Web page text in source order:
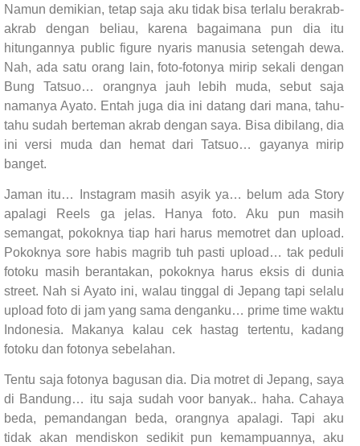
Namun demikian, tetap saja aku tidak bisa terlalu berakrab-
akrab dengan beliau, karena bagaimana pun dia itu
hitungannya public figure nyaris manusia setengah dewa.
Nah, ada satu orang lain, foto-fotonya mirip sekali dengan
Bung Tatsuo… orangnya jauh lebih muda, sebut saja
namanya Ayato. Entah juga dia ini datang dari mana, tahu-
tahu sudah berteman akrab dengan saya. Bisa dibilang, dia
ini versi muda dan hemat dari Tatsuo… gayanya mirip
banget.
Jaman itu… Instagram masih asyik ya… belum ada Story
apalagi Reels ga jelas. Hanya foto. Aku pun masih
semangat, pokoknya tiap hari harus memotret dan upload.
Pokoknya sore habis magrib tuh pasti upload… tak peduli
fotoku masih berantakan, pokoknya harus eksis di dunia
street. Nah si Ayato ini, walau tinggal di Jepang tapi selalu
upload foto di jam yang sama denganku… prime time waktu
Indonesia. Makanya kalau cek hastag tertentu, kadang
fotoku dan fotonya sebelahan.
Tentu saja fotonya bagusan dia. Dia motret di Jepang, saya
di Bandung… itu saja sudah voor banyak.. haha. Cahaya
beda, pemandangan beda, orangnya apalagi. Tapi aku
tidak akan mendiskon sedikit pun kemampuannya, aku